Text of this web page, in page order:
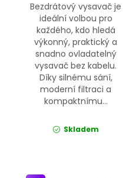
Bezdrátový vysavač je
ideální volbou pro
každého, kdo hledá
výkonný, praktický a
snadno ovladatelný
vysavač bez kabelu.
Díky silnému sání,
moderní filtraci a
kompaktnímu...
Skladem